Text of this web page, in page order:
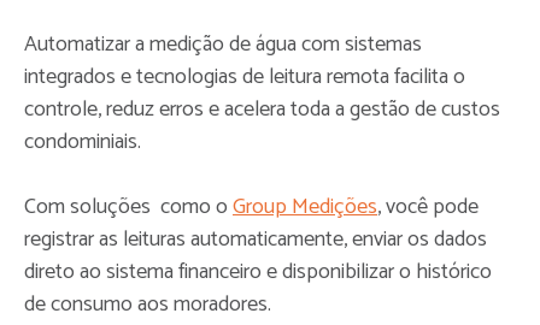
Automatizar a medição de água com sistemas
integrados e tecnologias de leitura remota facilita o
controle, reduz erros e acelera toda a gestão de custos
condominiais.
Com soluções como oGroup Medições, você pode
registrar as leituras automaticamente, enviar os dados
direto ao sistema financeiro e disponibilizar o histórico
de consumo aos moradores.